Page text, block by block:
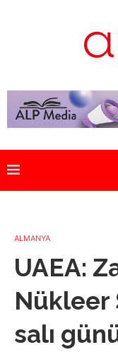
ALMANYA
UAEA:
Nükleer
salı